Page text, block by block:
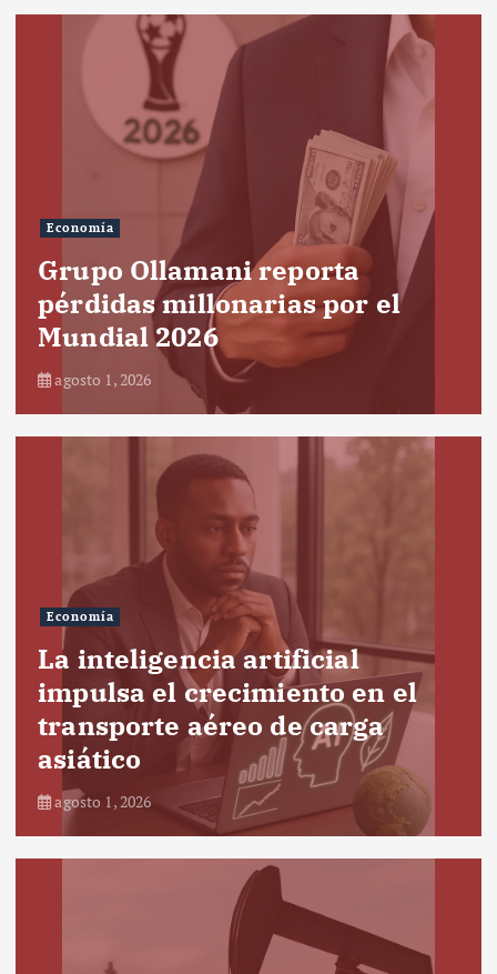
Economía
Grupo Ollamani reporta
pérdidas millonarias por el
Mundial 2026
agosto 1, 2026
Economía
La inteligencia artificial
impulsa el crecimiento en el
transporte aéreo de carga
asiático
agosto 1, 2026